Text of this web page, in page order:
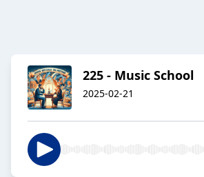
225 - Music School
2025-02-21